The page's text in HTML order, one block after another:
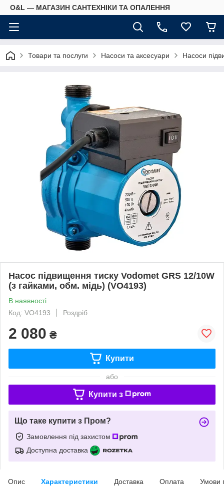
O&L — МАГАЗИН САНТЕХНІКИ ТА ОПАЛЕННЯ
Товари та послуги Насоси та аксесуари Насоси
Насос підвищення тиску Vodomet GRS 12/10W
(з гайками, обм. мідь) (VO4193)
В наявності
Код: VO4193
Роздріб
2 080 ₴
Купити
або
Купити з
Що таке купити з Пром?
Замовлення під захистом
Доступна доставка
Опис Характеристики Доставка Оплата Умови